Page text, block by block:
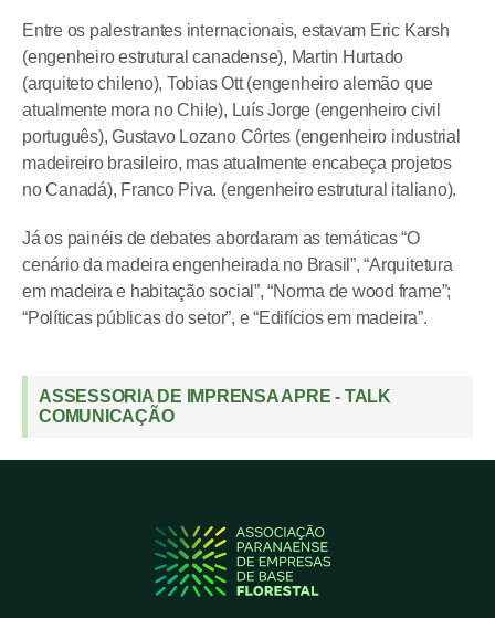
Entre os palestrantes internacionais, estavam Eric Karsh
(engenheiro estrutural canadense), Martin Hurtado
(arquiteto chileno), Tobias Ott (engenheiro alemão que
atualmente mora no Chile), Luís Jorge (engenheiro civil
português), Gustavo Lozano Côrtes (engenheiro industrial
madeireiro brasileiro, mas atualmente encabeça projetos
no Canadá), Franco Piva. (engenheiro estrutural italiano).
Já os painéis de debates abordaram as temáticas “O
cenário da madeira engenheirada no Brasil”, “Arquitetura
em madeira e habitação social”, “Norma de wood frame”;
“Políticas públicas do setor”, e “Edifícios em madeira”.
ASSESSORIA DE IMPRENSA APRE - TALK
COMUNICAÇÃO